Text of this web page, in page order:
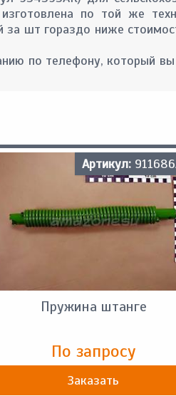
по той же
шт гораздо ниже
по телефону, который
Артикул:
Пружина штанге
По запросу
Заказать